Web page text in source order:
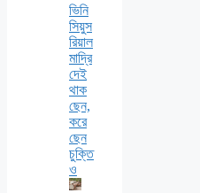
ভিনি
সিয়ুস
রিয়াল
মাদ্রি
দেই
থাক
ছেন,
করে
ছেন
চুক্তি
ও